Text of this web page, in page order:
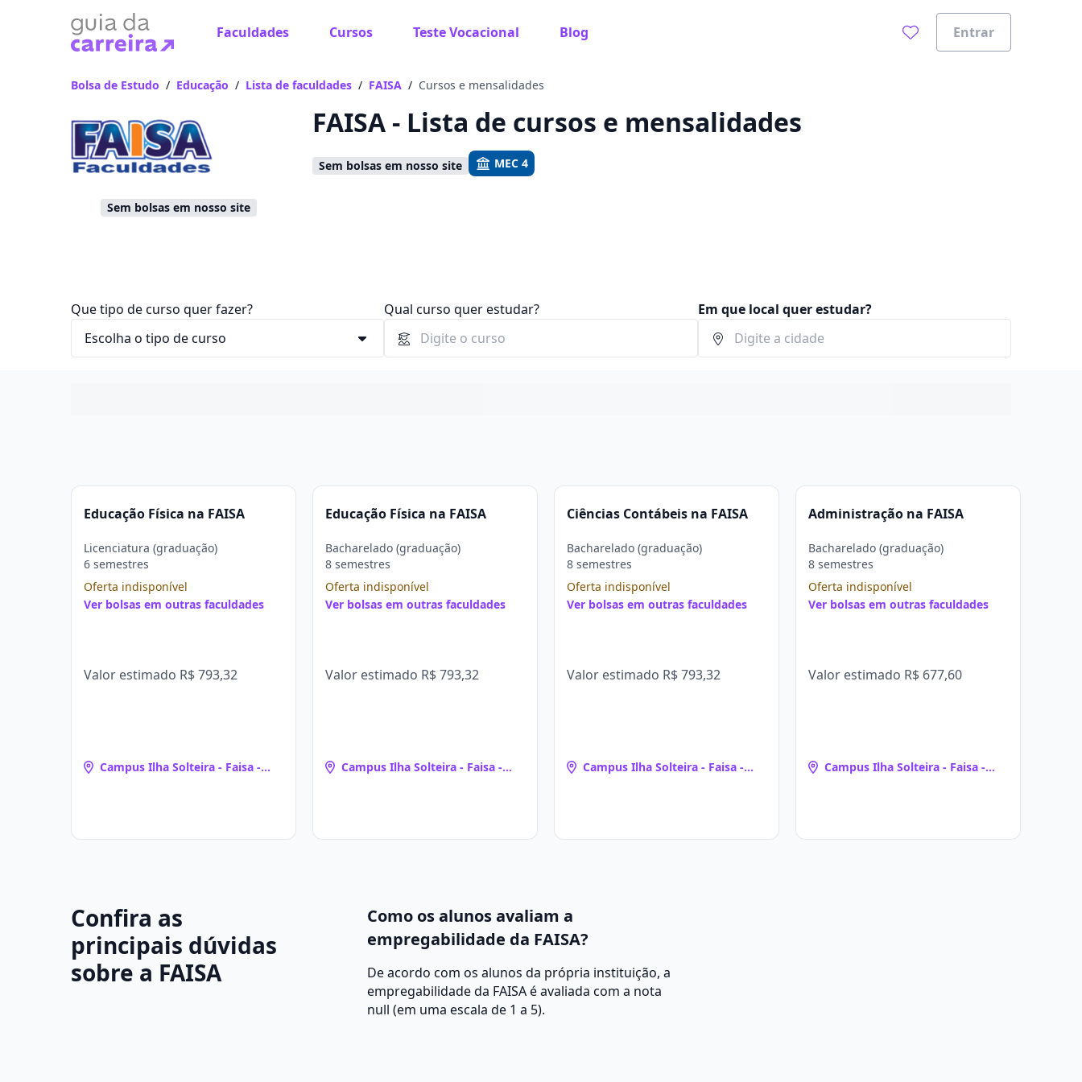
Faculdades Cursos Teste Vocacional Blog Entrar
Vamos te guiar no caminho ideal para seus estudos
Bolsa de Estudo / Educação / Lista de faculdades / FAISA / Cursos e mensalidades
Sem bolsas em nosso site
FAISA - Lista de cursos e mensalidades
Sem bolsas em nosso site MEC 4
Que tipo de curso quer fazer? Qual curso quer estudar? Em que local quer estudar?
Educação Física na FAISA
Licenciatura (graduação)
6 semestres
Oferta indisponível
Ver bolsas em outras faculdades
Valor estimado R$ 793,32
Campus Ilha Solteira - Faisa -
Educação Física na FAISA
Bacharelado (graduação)
8 semestres
Oferta indisponível
Ver bolsas em outras faculdades
Valor estimado R$ 793,32
Campus Ilha Solteira - Faisa -
Ciências Contábeis na FAISA
Bacharelado (graduação)
8 semestres
Oferta indisponível
Ver bolsas em outras faculdades
Valor estimado R$ 793,32
Campus Ilha Solteira - Faisa -
Administração na FAISA
Bacharelado (graduação)
8 semestres
Oferta indisponível
Ver bolsas em outras faculdades
Valor estimado R$ 677,60
Campus Ilha Solteira - Faisa -
Confira as
principais dúvidas
sobre a FAISA
Como os alunos avaliam a
empregabilidade da FAISA?
De acordo com os alunos da própria instituição, a
empregabilidade da FAISA é avaliada com a nota
null (em uma escala de 1 a 5).